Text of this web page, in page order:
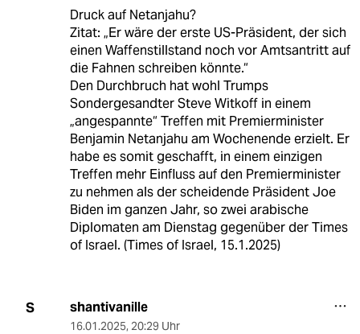
Druck auf Netanjahu?
Zitat: „Er wäre der erste US-Präsident, der sich
einen Waffenstillstand noch vor Amtsantritt auf
die Fahnen schreiben könnte.“
Den Durchbruch hat wohl Trumps
Sondergesandter Steve Witkoff in einem
„angespannte“ Treffen mit Premierminister
Benjamin Netanjahu am Wochenende erzielt. Er
habe es somit geschafft, in einem einzigen
Treffen mehr Einfluss auf den Premierminister
zu nehmen als der scheidende Präsident Joe
Biden im ganzen Jahr, so zwei arabische
Diplomaten am Dienstag gegenüber der Times
of Israel. (Times of Israel, 15.1.2025)
S shantivanille
16.01.2025, 20:29 Uhr